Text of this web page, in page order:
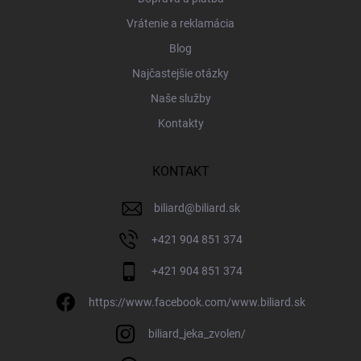
Vrátenie a reklamácia
Blog
Najčastejšie otázky
Naše služby
Kontakty
KONTAKT
biliard@biliard.sk
+421 904 851 374
+421 904 851 374
https://www.facebook.com/www.biliard.sk
biliard_jeka_zvolen/